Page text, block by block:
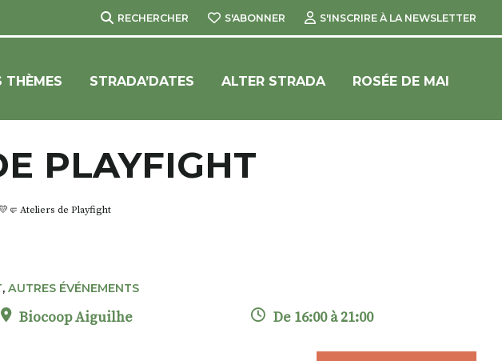
RECHERCHER S'ABONNER S'INSCRIRE À LA NEWSLETTER
THÈMES STRADA’DATES ALTER STRADA ROSÉE DE MAI
PLAYFIGHT
Ateliers de Playfight
, AUTRES ÉVÉNEMENTS
Biocoop Aiguilhe De 16:00 à 21:00